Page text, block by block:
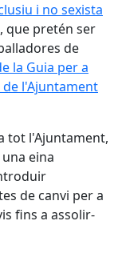
i no sexista
, que pretén ser
de
la Guia per a
l'Ajuntament
tot l'Ajuntament,
eina
de canvi per a
fins a assolir-